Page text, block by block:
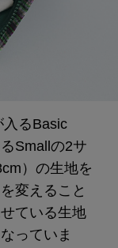
入るBasic
Smallの2サ
）の生地を
変えること
ている生地
っていま